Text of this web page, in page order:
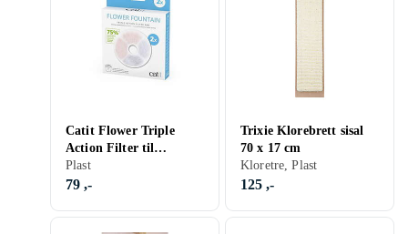
Catit Flower Triple
Action Filter til
Vannfontene (2-pakke)
Plast
79 ,-
Trixie Klorebrett sisal
70 x 17 cm
Kloretre, Plast
125 ,-